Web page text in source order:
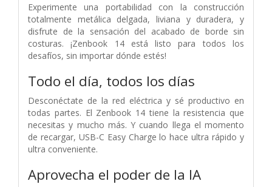
Experimente una portabilidad con la construcción
totalmente metálica delgada, liviana y duradera, y
disfrute de la sensación del acabado de borde sin
costuras. ¡Zenbook 14 está listo para todos los
desafíos, sin importar dónde estés!
Todo el día, todos los días
Desconéctate de la red eléctrica y sé productivo en
todas partes. El Zenbook 14 tiene la resistencia que
necesitas y mucho más. Y cuando llega el momento
de recargar, USB-C Easy Charge lo hace ultra rápido y
ultra conveniente.
Aprovecha el poder de la IA